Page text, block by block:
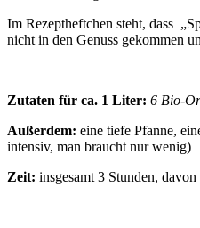
Im Rezeptheftchen steht, dass
nicht in den Genuss gekommen
Zutaten für ca. 1 Liter: 6 Bio-
Außerdem: eine tiefe Pfanne,
intensiv, man braucht nur wenig)
Zeit: insgesamt 3 Stunden,